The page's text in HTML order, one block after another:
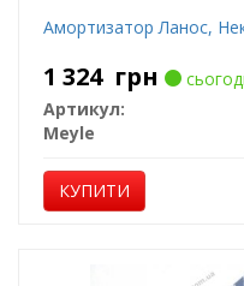
Амортизатор Ланос,
1 324 грн
Артикул:
Meyle
КУПИТИ